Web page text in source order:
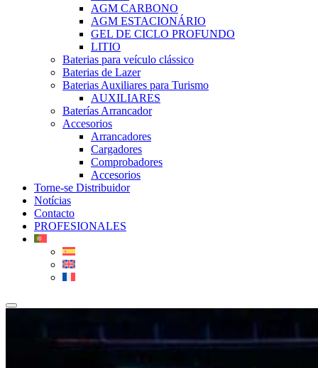
AGM CARBONO
AGM ESTACIONÁRIO
GEL DE CICLO PROFUNDO
LITIO
Baterias para veículo clássico
Baterias de Lazer
Baterias Auxiliares para Turismo
AUXILIARES
Baterías Arrancador
Accesorios
Arrancadores
Cargadores
Comprobadores
Accesorios
Torne-se Distribuidor
Notícias
Contacto
PROFESIONALES